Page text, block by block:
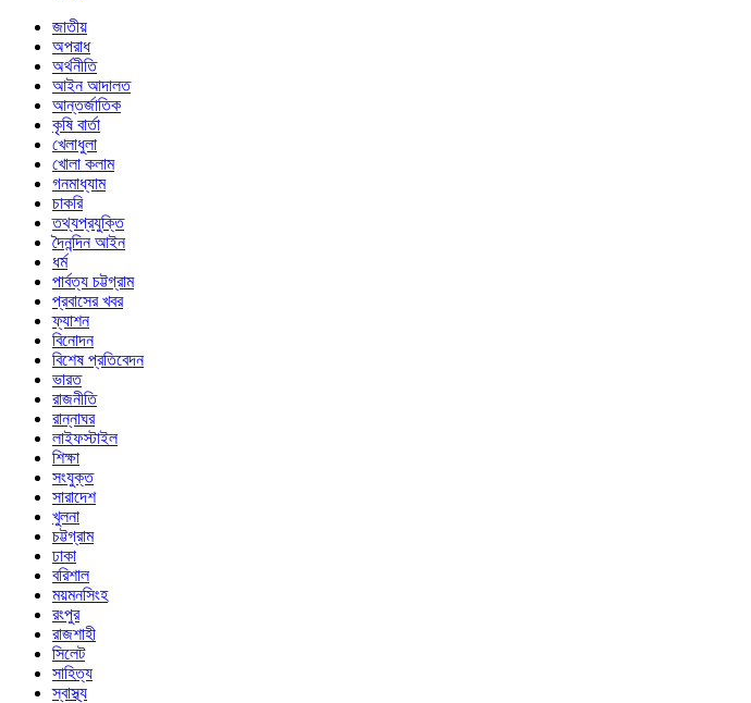
জাতীয়
অপরাধ
অর্থনীতি
আইন আদালত
আন্তর্জাতিক
কৃষি বার্তা
খেলাধুলা
খোলা কলাম
গনমাধ্যাম
চাকরি
তথ্যপ্রযুক্তি
দৈনন্দিন আইন
ধর্ম
পার্বত্য চট্টগ্রাম
প্রবাসের খবর
ফ্যাশন
বিনোদন
বিশেষ প্রতিবেদন
ভারত
রাজনীতি
রান্নাঘর
লাইফস্টাইল
শিক্ষা
সংযুক্ত
সারাদেশ
খুলনা
চট্টগ্রাম
ঢাকা
বরিশাল
ময়মনসিংহ
রংপুর
রাজশাহী
সিলেট
সাহিত্য
স্বাস্থ্য